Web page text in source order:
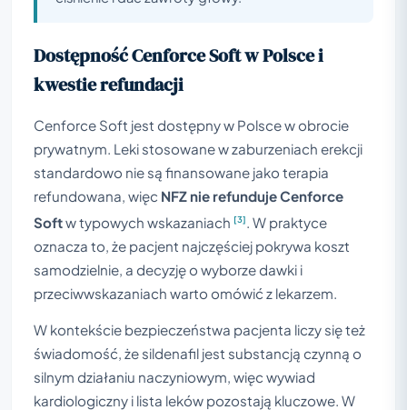
Dostępność Cenforce Soft w Polsce i
kwestie refundacji
Cenforce Soft jest dostępny w Polsce w obrocie
prywatnym. Leki stosowane w zaburzeniach erekcji
standardowo nie są finansowane jako terapia
refundowana, więc NFZ nie refunduje Cenforce
Softw typowych wskazaniach [3]. W praktyce
oznacza to, że pacjent najczęściej pokrywa koszt
samodzielnie, a decyzję o wyborze dawki i
przeciwwskazaniach warto omówić z lekarzem.
W kontekście bezpieczeństwa pacjenta liczy się też
świadomość, że sildenafil jest substancją czynną o
silnym działaniu naczyniowym, więc wywiad
kardiologiczny i lista leków pozostają kluczowe. W